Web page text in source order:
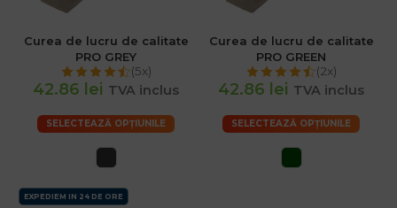
Curea de lucru de calitate
PRO GREY
(5x)
42.86 lei TVA inclus
SELECTEAZĂ OPȚIUNILE
Curea de lucru de calitate
PRO GREEN
(2x)
42.86 lei TVA inclus
SELECTEAZĂ OPȚIUNILE
EXPEDIEM IN 24 DE ORE